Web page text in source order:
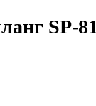
SP-